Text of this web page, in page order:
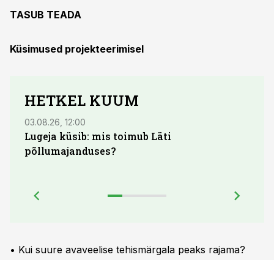
TASUB TEADA
Küsimused projekteerimisel
HETKEL KUUM
03.08.26, 12:00
Lugeja küsib: mis toimub Läti
põllumajanduses?
• Kui suure avaveelise tehismärgala peaks rajama?